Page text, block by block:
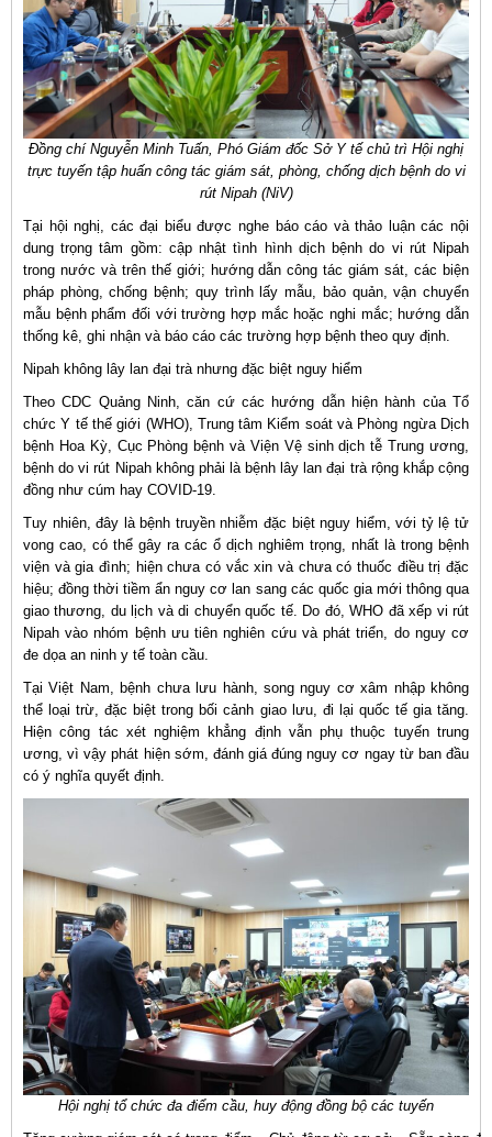
Đồng chí Nguyễn Minh Tuấn, Phó Giám đốc Sở Y tế chủ trì Hội nghị
trực tuyến tập huấn công tác giám sát, phòng, chống dịch bệnh do vi
rút Nipah (NiV)
Tại hội nghị, các đại biểu được nghe báo cáo và thảo luận các nội
dung trọng tâm gồm: cập nhật tình hình dịch bệnh do vi rút Nipah
trong nước và trên thế giới; hướng dẫn công tác giám sát, các biện
pháp phòng, chống bệnh; quy trình lấy mẫu, bảo quản, vận chuyển
mẫu bệnh phẩm đối với trường hợp mắc hoặc nghi mắc; hướng dẫn
thống kê, ghi nhận và báo cáo các trường hợp bệnh theo quy định.
Nipah không lây lan đại trà nhưng đặc biệt nguy hiểm
Theo CDC Quảng Ninh, căn cứ các hướng dẫn hiện hành của Tổ
chức Y tế thế giới (WHO), Trung tâm Kiểm soát và Phòng ngừa Dịch
bệnh Hoa Kỳ, Cục Phòng bệnh và Viện Vệ sinh dịch tễ Trung ương,
bệnh do vi rút Nipah không phải là bệnh lây lan đại trà rộng khắp cộng
đồng như cúm hay COVID-19.
Tuy nhiên, đây là bệnh truyền nhiễm đặc biệt nguy hiểm, với tỷ lệ tử
vong cao, có thể gây ra các ổ dịch nghiêm trọng, nhất là trong bệnh
viện và gia đình; hiện chưa có vắc xin và chưa có thuốc điều trị đặc
hiệu; đồng thời tiềm ẩn nguy cơ lan sang các quốc gia mới thông qua
giao thương, du lịch và di chuyển quốc tế. Do đó, WHO đã xếp vi rút
Nipah vào nhóm bệnh ưu tiên nghiên cứu và phát triển, do nguy cơ
đe dọa an ninh y tế toàn cầu.
Tại Việt Nam, bệnh chưa lưu hành, song nguy cơ xâm nhập không
thể loại trừ, đặc biệt trong bối cảnh giao lưu, đi lại quốc tế gia tăng.
Hiện công tác xét nghiệm khẳng định vẫn phụ thuộc tuyến trung
ương, vì vậy phát hiện sớm, đánh giá đúng nguy cơ ngay từ ban đầu
có ý nghĩa quyết định.
Hội nghị tổ chức đa điểm cầu, huy động đồng bộ các tuyến